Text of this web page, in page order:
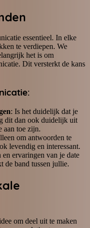
essentieel. In elke
te verdiepen. We
het is om
Dit versterkt de kans
: Is het duidelijk dat je
dit dan ook duidelijk uit
aan toe zijn.
om antwoorden te
levendig en interessant.
ervaringen van je date
de band tussen jullie.
om deel uit te maken